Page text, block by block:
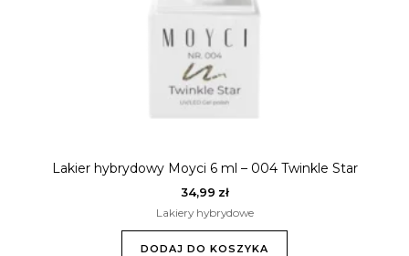
Lakier hybrydowy Moyci 6 ml – 004 Twinkle Star
34,99 zł
Lakiery hybrydowe
DODAJ DO KOSZYKA